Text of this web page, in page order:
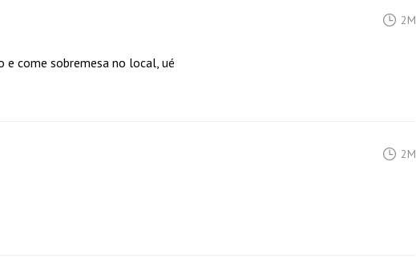
2M
e come sobremesa no local, ué
2M